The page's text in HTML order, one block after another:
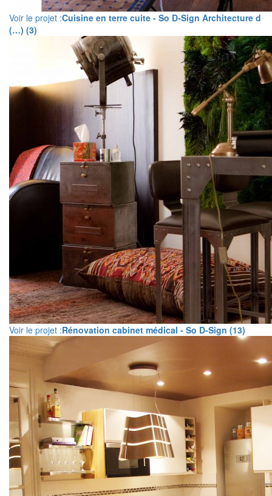
Voir le projet :Cuisine en terre cuite - So D-Sign Architecture d
(…) (3)
Voir le projet :Rénovation cabinet médical - So D-Sign (13)